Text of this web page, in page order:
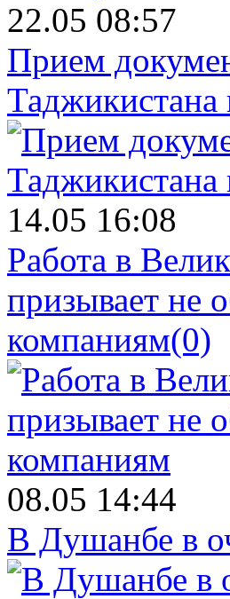
22.05 08:57
Прием
Таджикистана
14.05 16:08
Работа в
призывает не
компаниям(0)
08.05 14:44
В Душанбе в